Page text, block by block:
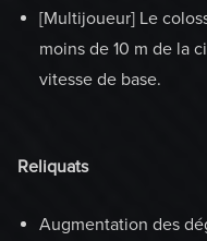
[Multijoueur] Le
moins de 10 m de la
vitesse de base.
Reliquats
Augmentation des